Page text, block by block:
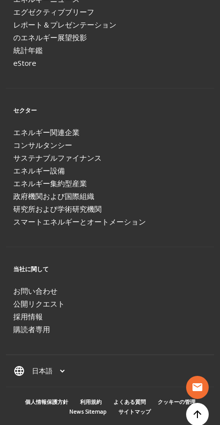
mail
arrow_upward
エグゼクティブブリーフ
レポート＆プレゼンテーション
のエネルギー展望投影
統計年鑑
eStore
セクター
エネルギー関連企業
コンサルタンシー
サステナブルファイナンス
エネルギー設備
エネルギー集約型産業
政府機関および国際組織
研究所および学術研究機関
スマートエネルギーとオートメーション
当社に関して
お問い合わせ
公開リクエスト
採用情報
購読者専用
language
MENU PIED DE PAGE
個人情報保護方針 利用規約 よくある質問
クッキーの管理
News Sitemap
サイトマップ